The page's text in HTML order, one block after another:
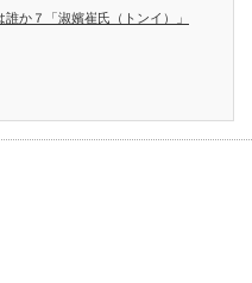
か７「淑嬪崔氏（トンイ）」